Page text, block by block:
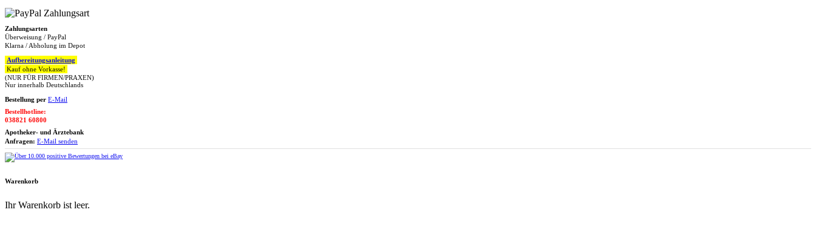
Zahlungsarten
Überweisung / PayPal
Klarna / Abholung im Depot
Aufbereitungsanleitung
Kauf ohne Vorkasse!
(NUR FÜR FIRMEN/PRAXEN)
Nur innerhalb Deutschlands
Bestellung per E-Mail
Bestellhotline:
038821 60800
Apotheker- und Ärztebank
Anfragen: E-Mail senden
Warenkorb
Ihr Warenkorb ist leer.